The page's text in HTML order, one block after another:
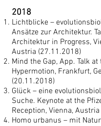
2018
Lichtblicke –
Ansätze zur Architektur.
Architektur in Progress,
Austria (27.11.2018)
Mind the Gap, App. Talk at
Hypermotion, Frankfurt,
(20.11.2018)
Glück – eine
Suche. Keynote at the
Reception, Vienna, Austria
Homo urbanus – mit